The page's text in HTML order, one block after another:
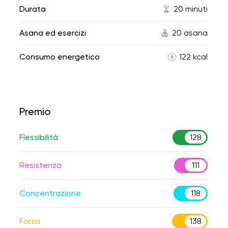
Durata 20 minuti
Asana ed esercizi 20 asana
Consumo energetico 122 kcal
Premio
Flessibilità 128
Resistenza 111
Concentrazione 118
Forza 138